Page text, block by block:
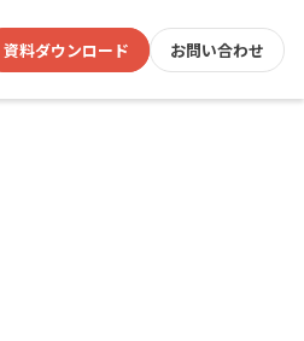
資料ダウンロード お問い合わせ